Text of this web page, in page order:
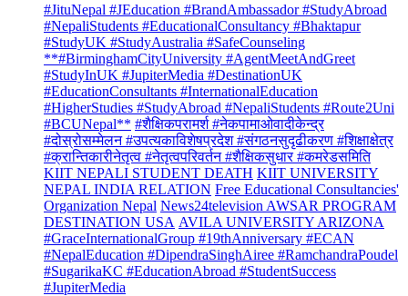
#JituNepal #JEducation #BrandAmbassador #StudyAbroad
#NepaliStudents #EducationalConsultancy #Bhaktapur
#StudyUK #StudyAustralia #SafeCounseling
**#BirminghamCityUniversity #AgentMeetAndGreet
#StudyInUK #JupiterMedia #DestinationUK
#EducationConsultants #InternationalEducation
#HigherStudies #StudyAbroad #NepaliStudents #Route2Uni
#BCUNepal** #शैक्षिकपरामर्श #नेकपामाओवादीकेन्द्र
#दोस्रोसम्मेलन #उपत्यकाविशेषप्रदेश #संगठनसुदृढीकरण #शिक्षाक्षेत्र
#क्रान्तिकारीनेतृत्व #नेतृत्वपरिवर्तन #शैक्षिकसुधार #कमरेडसमिति
KIIT NEPALI STUDENT DEATH KIIT UNIVERSITY
NEPAL INDIA RELATION Free Educational Consultancies'
Organization Nepal News24television AWSAR PROGRAM
DESTINATION USA AVILA UNIVERSITY ARIZONA
#GraceInternationalGroup #19thAnniversary #ECAN
#NepalEducation #DipendraSinghAiree #RamchandraPoudel
#SugarikaKC #EducationAbroad #StudentSuccess
#JupiterMedia